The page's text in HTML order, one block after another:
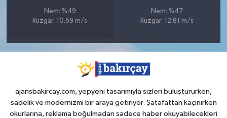
Nem: %49
Rüzgar: 10.69 m/s
Nem: %47
Rüzgar: 12.81 m/s
ajansbakircay.com, yepyeni tasarımıyla sizleri buluştururken,
sadelik ve modernizmi bir araya getiriyor. Şatafattan kaçınırken
okurlarına, reklama boğulmadan sadece haber okuyabilecekleri